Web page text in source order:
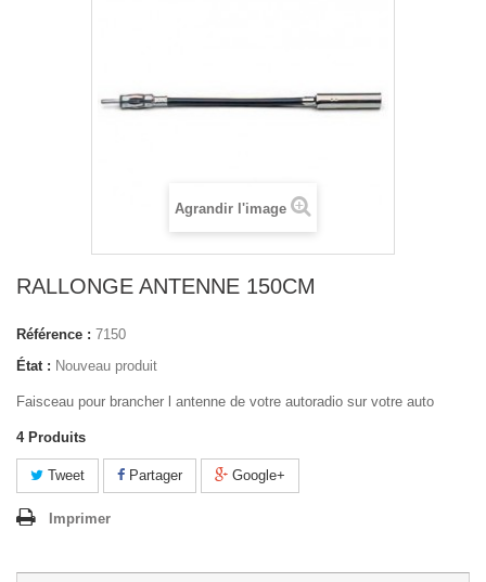
Agrandir l'image
RALLONGE ANTENNE 150CM
Référence : 7150
État : Nouveau produit
Faisceau pour brancher l antenne de votre autoradio sur votre auto
4 Produits
Tweet Partager Google+
Imprimer